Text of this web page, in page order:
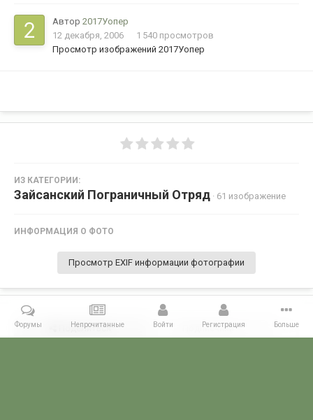
Автор 2017Уопер
12 декабря, 2006
1 540 просмотров
Просмотр изображений 2017Уопер
ИЗ КАТЕГОРИИ:
Зайсанский Пограничный Отряд · 61 изображение
ИНФОРМАЦИЯ О ФОТО
Просмотр EXIF информации фотографии
Поделиться Подписчики 0
Форумы Непрочитанные Войти Регистрация Больше